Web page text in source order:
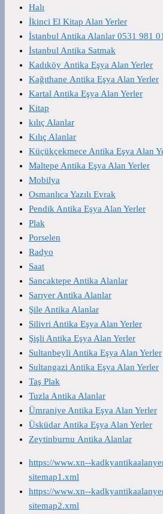
Halı
İkinci El Kitap Alan Yerler
İstanbul Antika Alanlar 0531 981
İstanbul Antika Satmak
Kadıköy Antika Eşya Alan Yerler
Kağıthane Antika Eşya Alan Yerler
Kartal Antika Eşya Alan Yerler
Kitap
kılıç Alanlar
Kılıç Alanlar
Küçükçekmece Antika Eşya Alan
Maltepe Antika Eşya Alan Yerler
Mobilya
Osmanlıca Yazılı Evrak
Pendik Antika Eşya Alan Yerler
Plak
Porselen
Radyo
Saat
Sancaktepe Antika Alanlar
Sarıyer Antika Alanlar
Şile Antika Alanlar
Silivri Antika Eşya Alan Yerler
Şişli Antika Eşya Alan Yerler
Sultanbeyli Antika Eşya Alan Yerler
Sultangazi Antika Eşya Alan Yerler
Taş Plak
Tuzla Antika Alanlar
Ümraniye Antika Eşya Alan Yerler
Üsküdar Antika Eşya Alan Yerler
Zeytinburnu Antika Alanlar
https://www.xn--
sitemap1.xml
https://www.xn--
sitemap2.xml